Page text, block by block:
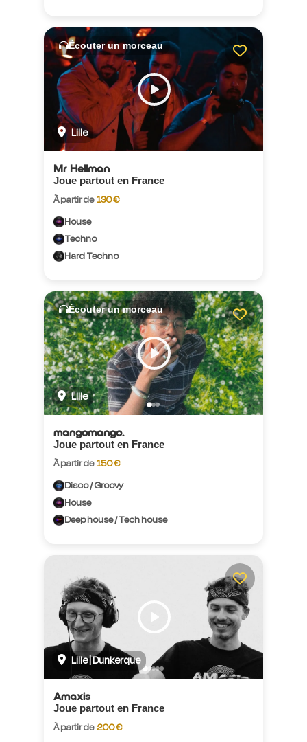
Écouter un morceau
Lille
Mr Hellman
Joue partout en France
À partir de 130 €
House
Techno
Hard Techno
Écouter un morceau
Lille
mangomango.
Joue partout en France
À partir de 150 €
Disco / Groovy
House
Deep house / Tech house
Lille | Dunkerque
Amaxis
Joue partout en France
À partir de 200 €